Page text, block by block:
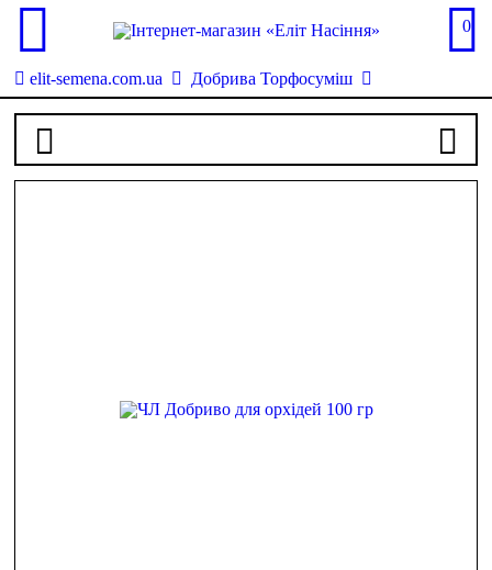
0
elit-semena.com.ua Добрива Торфосуміш